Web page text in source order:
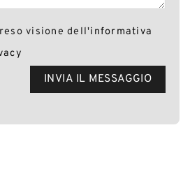
visione dell'informativa